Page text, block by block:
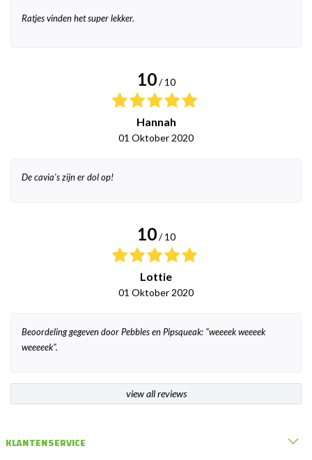
Ratjes vinden het super lekker.
10 / 10
Hannah
01 Oktober 2020
De cavia's zijn er dol op!
10 / 10
Lottie
01 Oktober 2020
Beoordeling gegeven door Pebbles en Pipsqueak: "weeeek weeeek
weeeeek".
view all reviews
KLANTENSERVICE